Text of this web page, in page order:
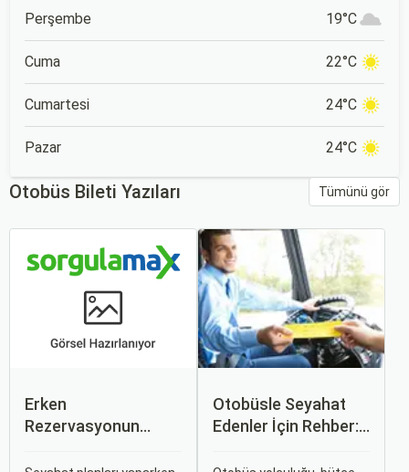
Perşembe 19°C
Cuma 22°C
Cumartesi 24°C
Pazar 24°C
Otobüs Bileti Yazıları Tümünü gör
Erken
Rezervasyonun
Otobüsle Seyahat
Edenler İçin Rehber: